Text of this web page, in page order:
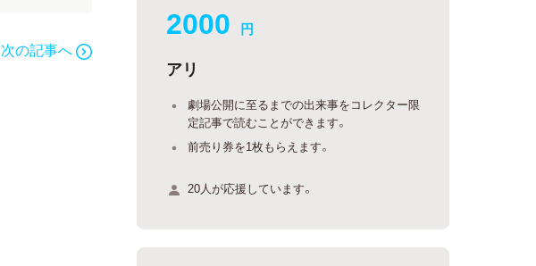
次の記事へ
2000 円
アリ
劇場公開に至るまでの出来事をコレクター限
定記事で読むことができます。
前売り券を1枚もらえます。
20人が応援しています。